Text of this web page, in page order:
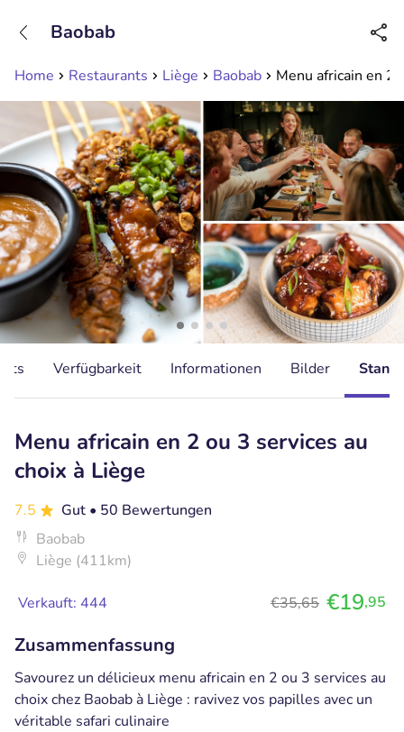
Erreichbar bis 23:00 Uhr (max 0,09€/Min)
Home Restaurants Liège Baobab Menu africain en 2
Baobab
Verfügbarkeit Informationen Bilder
Menu africain en 2 ou 3 services au
choix à Liège
7.5 Gut • 50 Bewertungen
Baobab
Liège (411km)
Verkauft: 444 €35,65 €19,95
Zusammenfassung
Savourez un délicieux menu africain en 2 ou 3 services au
choix chez Baobab à Liège : ravivez vos papilles avec un
véritable safari culinaire